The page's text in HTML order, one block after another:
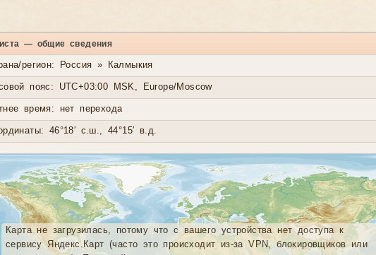
— общие сведения
регион: Россия » Калмыкия
пояс: UTC+03:00 MSK, Europe/Moscow
время: нет перехода
46°18′ с.ш., 44°15′ в.д.
Карта не загрузилась, потому что с вашего устройства нет доступа к
сервису Яндекс.Карт (часто это происходит из-за VPN, блокировщиков или